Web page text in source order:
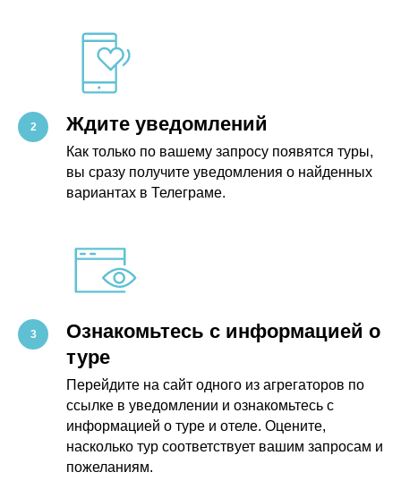
Ждите уведомлений
Как только по вашему запросу появятся туры,
вы сразу получите уведомления о найденных
вариантах в Телеграме.
Ознакомьтесь с информацией о
туре
Перейдите на сайт одного из агрегаторов по
ссылке в уведомлении и ознакомьтесь с
информацией о туре и отеле. Оцените,
насколько тур соответствует вашим запросам и
пожеланиям.